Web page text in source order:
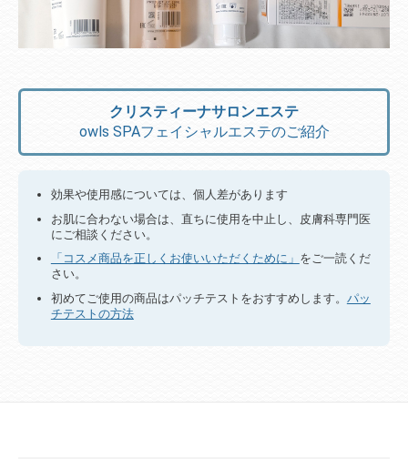
クリスティーナサロンエステ
owls SPAフェイシャルエステのご紹介
効果や使用感については、個人差があります
お肌に合わない場合は、直ちに使用を中止し、皮膚科専門医
にご相談ください。
「コスメ商品を正しくお使いいただくために」 をご一読くだ
さい。
初めてご使用の商品はパッチテストをおすすめします。 パッ
チテストの方法